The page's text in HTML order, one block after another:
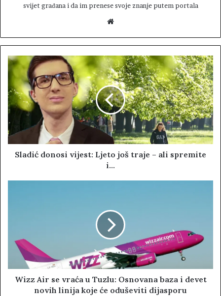
svijet građana i da im prenese svoje znanje putem portala
b
s
i
t
e
Sladić donosi vijest: Ljeto još traje – ali spremite
i…
Wizz Air se vraća u Tuzlu: Osnovana baza i devet
novih linija koje će oduševiti dijasporu